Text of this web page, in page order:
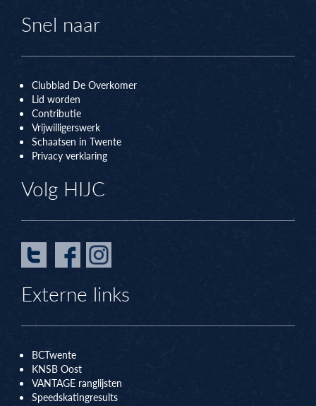
Snel naar
Clubblad De Overkomer
Lid worden
Contributie
Vrijwilligerswerk
Schaatsen in Twente
Privacy verklaring
Volg HIJC
Externe links
BCTwente
KNSB Oost
VANTAGE ranglijsten
Speedskatingresults